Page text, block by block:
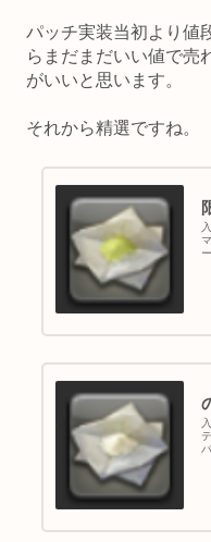
パッチ実装当初より値
らまだまだいい値で売
がいいと思います。
それから精選ですね。